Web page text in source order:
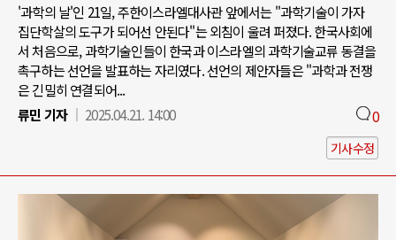
'과학의 날'인 21일, 주한이스라엘대사관 앞에서는 "과학기술이 가자
집단학살의 도구가 되어선 안된다"는 외침이 울려 퍼졌다. 한국사회에
서 처음으로, 과학기술인들이 한국과 이스라엘의 과학기술교류 동결을
촉구하는 선언을 발표하는 자리였다. 선언의 제안자들은 "과학과 전쟁
은 긴밀히 연결되어...
류민 기자
2025.04.21. 14:00 0
기사수정